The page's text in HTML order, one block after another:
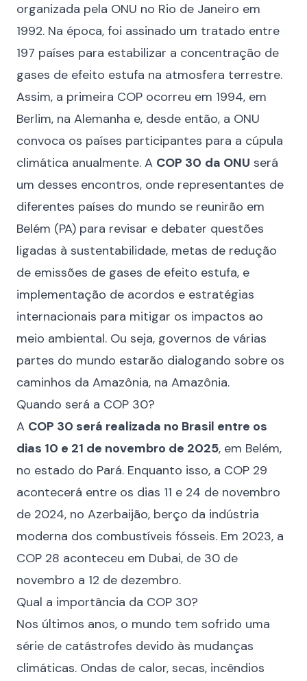
organizada pela ONU no Rio de Janeiro em
1992. Na época, foi assinado um tratado entre
197 países para estabilizar a concentração de
gases de efeito estufa na atmosfera terrestre.
Assim, a primeira COP ocorreu em 1994, em
Berlim, na Alemanha e, desde então, a ONU
convoca os países participantes para a cúpula
climática anualmente. A COP 30 da ONU será
um desses encontros, onde representantes de
diferentes países do mundo se reunirão em
Belém (PA) para revisar e debater questões
ligadas à sustentabilidade, metas de redução
de emissões de gases de efeito estufa, e
implementação de acordos e estratégias
internacionais para mitigar os impactos ao
meio ambiental. Ou seja, governos de várias
partes do mundo estarão dialogando sobre os
caminhos da Amazônia, na Amazônia.
Quando será a COP 30?
A COP 30 será realizada no Brasil entre os
dias 10 e 21 de novembro de 2025, em Belém,
no estado do Pará. Enquanto isso, a COP 29
acontecerá entre os dias 11 e 24 de novembro
de 2024, no Azerbaijão, berço da indústria
moderna dos combustíveis fósseis. Em 2023, a
COP 28 aconteceu em Dubai, de 30 de
novembro a 12 de dezembro.
Qual a importância da COP 30?
Nos últimos anos, o mundo tem sofrido uma
série de catástrofes devido às mudanças
climáticas. Ondas de calor, secas, incêndios